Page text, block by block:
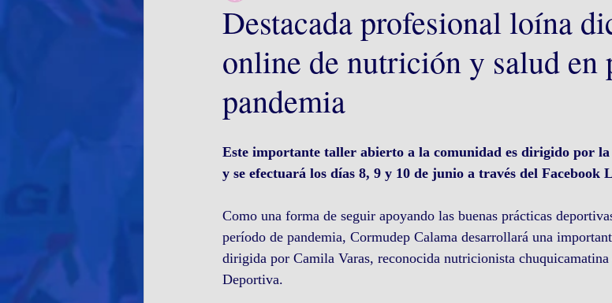
Destacada profesional loína
online de nutrición y salud en
pandemia
Este importante taller abierto a la comunidad es dirigido por
y se efectuará los días 8, 9 y 10 de junio a través del Facebook
Como una forma de seguir apoyando las buenas prácticas
período de pandemia, Cormudep Calama desarrollará una
dirigida por Camila Varas, reconocida nutricionista
Deportiva.